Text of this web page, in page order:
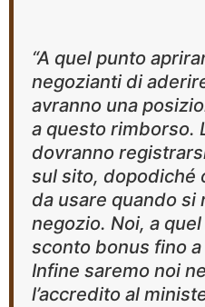
“A quel punto
negozianti di
avranno una
a questo rimborso.
dovranno
sul sito, dopodiché
da usare quando si
negozio. Noi, a
sconto bonus fino
Infine saremo noi
l’accredito al